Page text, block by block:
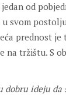
od
svom
prednost
na tržištu. S
dobru ideju